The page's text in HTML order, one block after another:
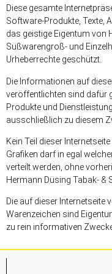
Diese gesamte
Software-Produkte, Texte,
das geistige Eigentum von
Süßwarengroß- und
Urheberrechte geschützt.
Die Informationen auf
veröffentlichten sind dafür
Produkte und
ausschließlich zu diesem
Kein Teil dieser
Grafiken darf in egal
verteilt werden, ohne
Hermann Düsing Tabak- &
Die auf dieser Internetseite
Warenzeichen sind
zu rein informativen